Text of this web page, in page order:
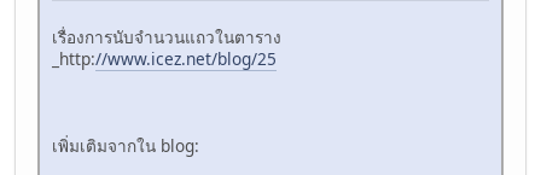
เรื่องการนับจำนวนแถวในตาราง
_http://www.icez.net/blog/25
เพิ่มเติมจากใน blog: